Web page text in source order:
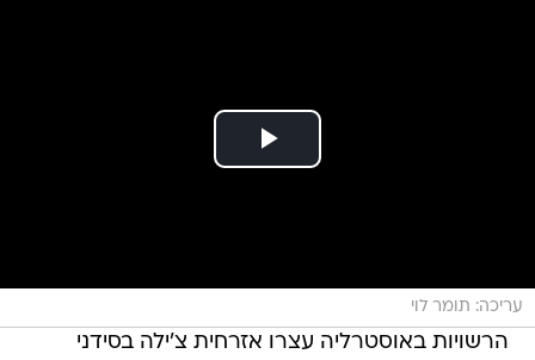
עריכה: תומר לוי
הרשויות באוסטרליה עצרו אזרחית צ'ילה בסידני